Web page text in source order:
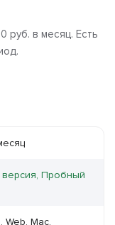
руб. в месяц. Есть
версия, Пробный
Web, Mac,